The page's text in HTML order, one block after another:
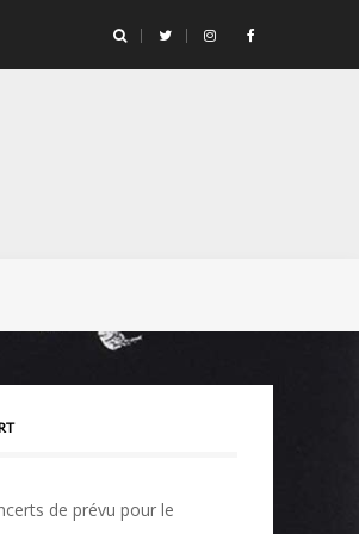
de prévu pour le